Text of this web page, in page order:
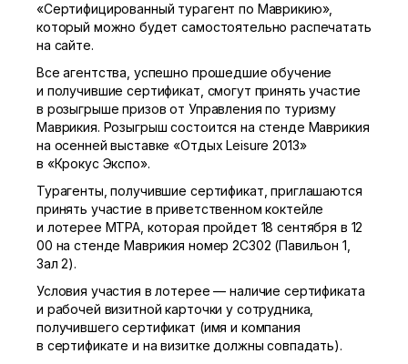
«Сертифицированный турагент по Маврикию»,
который можно будет самостоятельно распечатать
на сайте.
Все агентства, успешно прошедшие обучение
и получившие сертификат, смогут принять участие
в розыгрыше призов от Управления по туризму
Маврикия. Розыгрыш состоится на стенде Маврикия
на осенней выставке «Отдых Leisure 2013»
в «Крокус Экспо».
Турагенты, получившие сертификат, приглашаются
принять участие в приветственном коктейле
и лотерее MTPA, которая пройдет 18 сентября в 12
00 на стенде Маврикия номер 2C302 (Павильон 1,
Зал 2).
Условия участия в лотерее — наличие сертификата
и рабочей визитной карточки у сотрудника,
получившего сертификат (имя и компания
в сертификате и на визитке должны совпадать).